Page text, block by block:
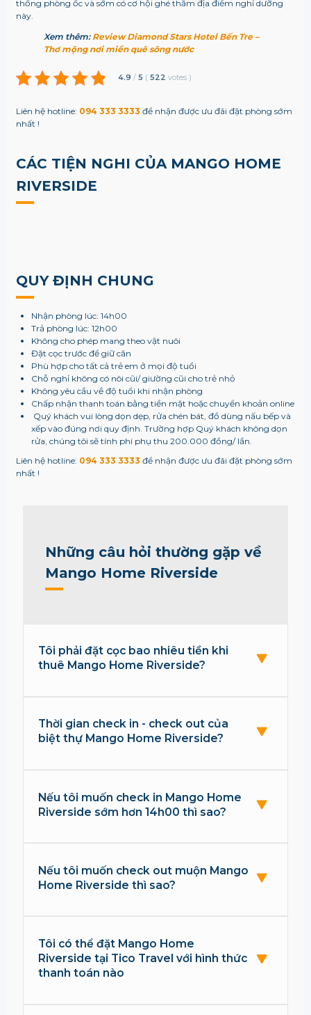
thống phòng ốc và sớm có cơ hội ghé thăm địa điểm nghỉ dưỡng
này.
Xem thêm: Review Diamond Stars Hotel Bến Tre –
Thơ mộng nơi miền quê sông nước
4.9 / 5 ( 522 votes )
Liên hệ hotline: 094 333 3333 để nhận được ưu đãi đặt phòng sớm
nhất !
CÁC TIỆN NGHI CỦA MANGO HOME
RIVERSIDE
QUY ĐỊNH CHUNG
Nhận phòng lúc: 14h00
Trả phòng lúc: 12h00
Không cho phép mang theo vật nuôi
Đặt cọc trước để giữ căn
Phù hợp cho tất cả trẻ em ở mọi độ tuổi
Chỗ nghỉ không có nôi cũi/ giường cũi cho trẻ nhỏ
Không yêu cầu về độ tuổi khi nhận phòng
Chấp nhận thanh toán bằng tiền mặt hoặc chuyển khoản online
Quý khách vui lòng dọn dẹp, rửa chén bát, đồ dùng nấu bếp và
xếp vào đúng nơi quy định. Trường hợp Quý khách không dọn
rửa, chúng tôi sẽ tính phí phụ thu 200.000 đồng/ lần.
Liên hệ hotline: 094 333 3333 để nhận được ưu đãi đặt phòng sớm
nhất !
Những câu hỏi thường gặp về
Mango Home Riverside
Tôi phải đặt cọc bao nhiêu tiền khi
thuê Mango Home Riverside?
Thời gian check in - check out của
biệt thự Mango Home Riverside?
Nếu tôi muốn check in Mango Home
Riverside sớm hơn 14h00 thì sao?
Nếu tôi muốn check out muộn Mango
Home Riverside thì sao?
Tôi có thể đặt Mango Home
Riverside tại Tico Travel với hình thức
thanh toán nào